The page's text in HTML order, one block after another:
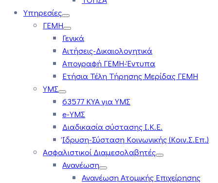
Υπηρεσίες
ΓΕΜΗ
Γενικά
Αιτήσεις-Δικαιολογητικά
Απογραφή ΓΕΜΗ-Έντυπα
Ετήσια Τέλη Τήρησης Μερίδας ΓΕΜΗ
ΥΜΣ
63577 ΚΥΑ για ΥΜΣ
e-ΥΜΣ
Διαδικασία σύστασης Ι.Κ.Ε.
Ίδρυση-Σύσταση Κοινωνικής (Κοιν.Σ.Επ.)
Ασφαλιστικοί Διαμεσολαβητές
Ανανέωση
Ανανέωση Ατομικής Επιχείρησης